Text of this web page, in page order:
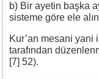
b) Bir ayetin başka
sisteme göre ele
Kur’an mesani yani
tarafından
[7] 52).